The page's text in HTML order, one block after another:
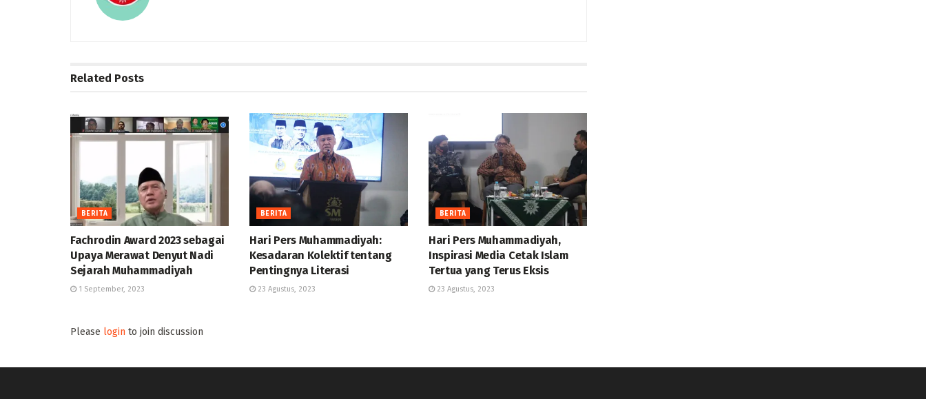
Related Posts
BERITA
Fachrodin Award 2023 sebagai
Upaya Merawat Denyut Nadi
Sejarah Muhammadiyah
1 September, 2023
BERITA
Hari Pers Muhammadiyah:
Kesadaran Kolektif tentang
Pentingnya Literasi
23 Agustus, 2023
BERITA
Hari Pers Muhammadiyah,
Inspirasi Media Cetak Islam
Tertua yang Terus Eksis
23 Agustus, 2023
Please login to join discussion